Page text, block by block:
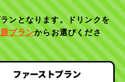
から探す
80名様以下
300
ンとなります。ドリンクを
プランからお選びくださ
ファーストプラン